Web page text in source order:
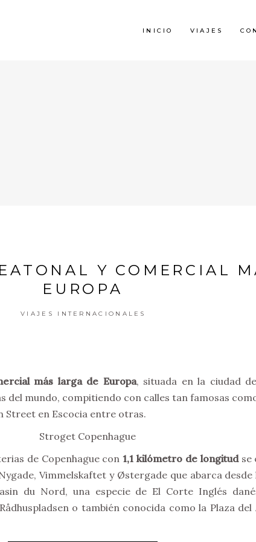
INICIO VIAJES
Y COMERCIAL
EUROPA
VIAJES INTERNACIONALES
más larga de Europa, situada en la ciudad
del mundo, compitiendo con calles tan famosas
Street en Escocia entre otras.
de Copenhague con 1,1 kilómetro de longitudse
Vimmelskaftet y Østergade que abarca desde
du Nord, una especie de El Corte Inglés
o también conocida como la Plaza